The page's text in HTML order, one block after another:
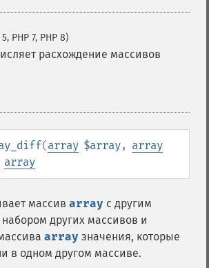
PHP 7, PHP 8)
расхождение массивов
(array $array, array
array
массив array с другим
других массивов и
array значения, которые
в одном другом массиве.